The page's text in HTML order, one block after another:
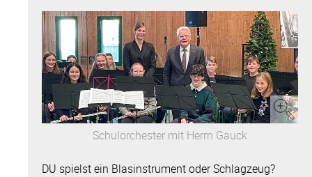
Schulorchester mit Herrn Gauck
DU spielst ein Blasinstrument oder Schlagzeug?